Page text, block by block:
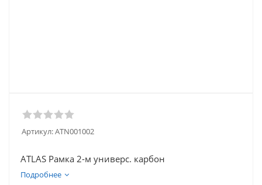
Артикул:ATN001002
ATLAS Рамка 2-м универс. карбон
Подробнее